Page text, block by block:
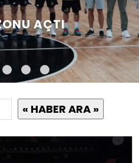
AÇTI